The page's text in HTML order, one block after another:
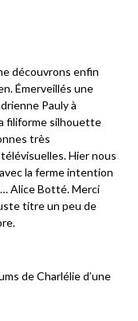
découvrons enfin
Émerveillés une
Pauly à
filiforme silhouette
très
Hier nous
la ferme intention
Alice Botté. Merci
titre un peu de
de Charlélie d’une